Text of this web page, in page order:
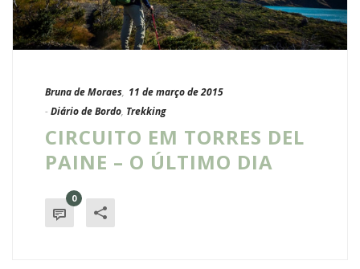
Bruna de Moraes, 11 de março de 2015
- Diário de Bordo, Trekking
CIRCUITO EM TORRES DEL
PAINE – O ÚLTIMO DIA
0